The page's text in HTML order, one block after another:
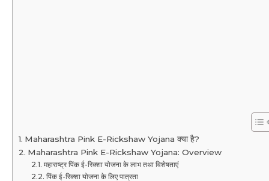
Maharashtra Pink E-Rickshaw Yojana क्या है?
Maharashtra Pink E-Rickshaw Yojana: Overview
महाराष्ट्र पिंक ई-रिक्शा योजना के लाभ तथा विशेषताएं
पिंक ई-रिक्शा योजना के लिए पात्रता